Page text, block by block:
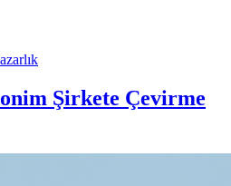
Şirkete Çevirme